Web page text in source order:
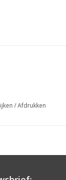
/Afdrukken